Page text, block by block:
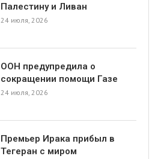
Палестину и Ливан
24 июля, 2026
ООН предупредила о
сокращении помощи Газе
24 июля, 2026
Премьер Ирака прибыл в
Тегеран с миром